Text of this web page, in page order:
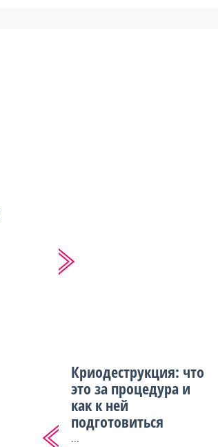
Криодеструкция: что
это за процедура и
как к ней
подготовиться
...